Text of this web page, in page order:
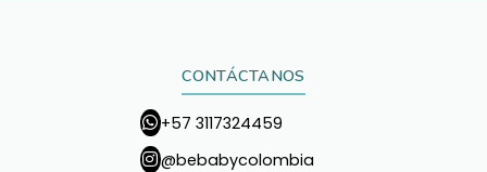
CONTÁCTANOS
+57 3117324459
@bebabycolombia